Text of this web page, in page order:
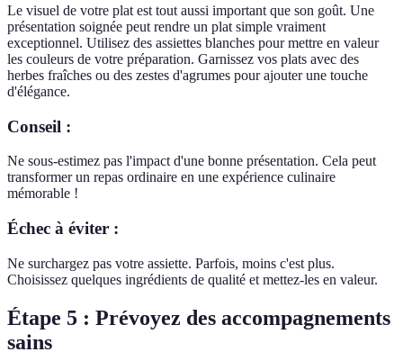
Le visuel de votre plat est tout aussi important que son goût. Une
présentation soignée peut rendre un plat simple vraiment
exceptionnel. Utilisez des assiettes blanches pour mettre en valeur
les couleurs de votre préparation. Garnissez vos plats avec des
herbes fraîches ou des zestes d'agrumes pour ajouter une touche
d'élégance.
Conseil :
Ne sous-estimez pas l'impact d'une bonne présentation. Cela peut
transformer un repas ordinaire en une expérience culinaire
mémorable !
Échec à éviter :
Ne surchargez pas votre assiette. Parfois, moins c'est plus.
Choisissez quelques ingrédients de qualité et mettez-les en valeur.
Étape 5 : Prévoyez des accompagnements
sains